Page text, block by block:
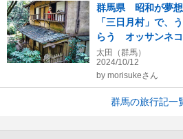
群馬県 昭和が夢想
「三日月村」で、
らう オッサンネ
太田（群馬）
2024/10/12
by morisukeさん
群馬の旅行記一